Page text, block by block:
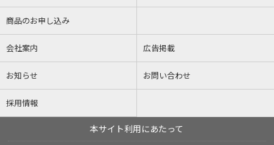
商品のお申し込み
会社案内 広告掲載
お知らせ お問い合わせ
採用情報
本サイト利用にあたって